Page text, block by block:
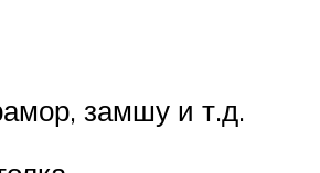
замшу и т.д.